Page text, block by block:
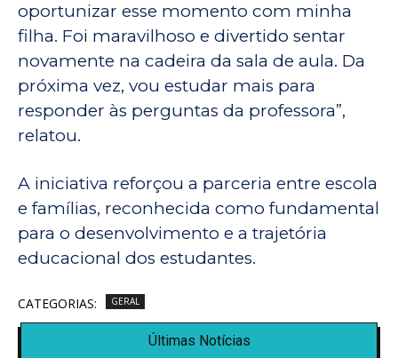
oportunizar esse momento com minha
filha. Foi maravilhoso e divertido sentar
novamente na cadeira da sala de aula. Da
próxima vez, vou estudar mais para
responder às perguntas da professora”,
relatou.
A iniciativa reforçou a parceria entre escola
e famílias, reconhecida como fundamental
para o desenvolvimento e a trajetória
educacional dos estudantes.
CATEGORIAS: GERAL
Últimas Notícias